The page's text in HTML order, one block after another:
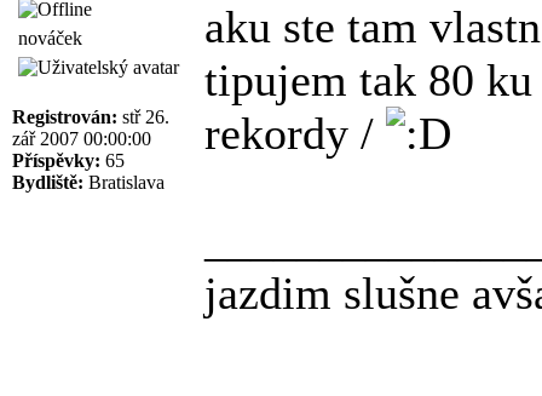
nováček
Registrován: stř 26.
zář 2007 00:00:00
Příspěvky: 65
Bydliště: Bratislava
aku ste tam
tipujem tak 80
rekordy /
jazdim slušne